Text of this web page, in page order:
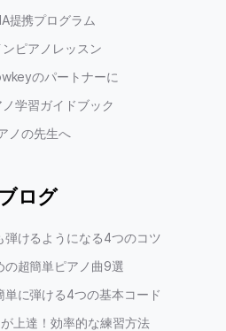
提携プログラム
ピアノレッスン
のパートナーに
学習ガイドブック
ノの先生へ
ブログ
弾けるようになる4つのコツ
の超簡単ピアノ曲9選
単に弾ける4つの基本コード
上達！効率的な練習方法